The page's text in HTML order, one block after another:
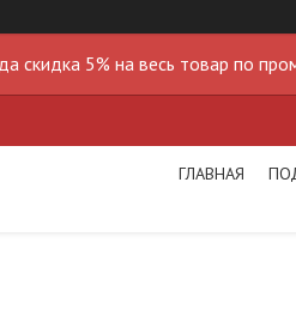
скидка 5% на весь товар по
ГЛАВНАЯ